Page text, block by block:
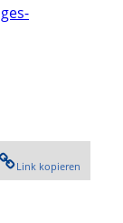
Link kopieren